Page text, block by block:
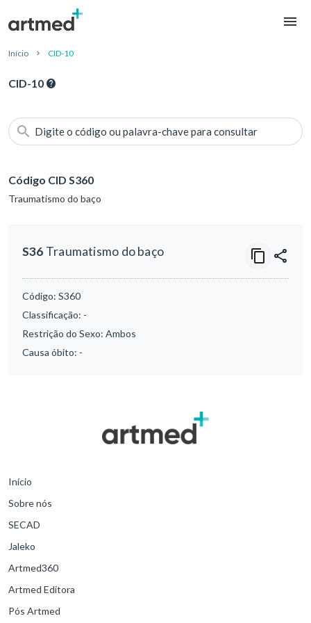
Início CID-10
CID-10
Digite o código ou palavra-chave para consultar
Código CID S360
Traumatismo do baço
S36 Traumatismo do baço
Código: S360
Classificação: -
Restrição do Sexo: Ambos
Causa óbito: -
Início
Sobre nós
SECAD
Jaleko
Artmed360
Artmed Editora
Pós Artmed